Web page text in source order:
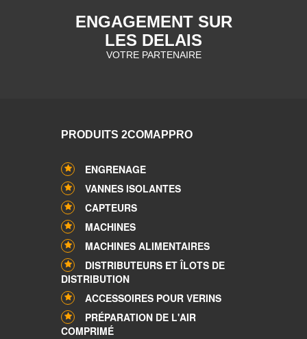
ENGAGEMENT SUR
LES DELAIS
VOTRE PARTENAIRE
PRODUITS 2COMAPPRO
ENGRENAGE
VANNES ISOLANTES
CAPTEURS
MACHINES
MACHINES ALIMENTAIRES
DISTRIBUTEURS ET ÎLOTS DE
DISTRIBUTION
ACCESSOIRES POUR VERINS
PRÉPARATION DE L'AIR
COMPRIMÉ